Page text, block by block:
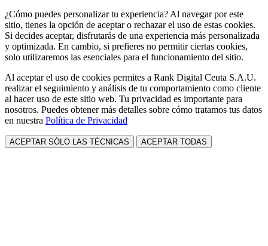
¿Cómo puedes personalizar tu experiencia? Al navegar por este
sitio, tienes la opción de aceptar o rechazar el uso de estas cookies.
Si decides aceptar, disfrutarás de una experiencia más personalizada
y optimizada. En cambio, si prefieres no permitir ciertas cookies,
solo utilizaremos las esenciales para el funcionamiento del sitio.
Al aceptar el uso de cookies permites a Rank Digital Ceuta S.A.U.
realizar el seguimiento y análisis de tu comportamiento como cliente
al hacer uso de este sitio web. Tu privacidad es importante para
nosotros. Puedes obtener más detalles sobre cómo tratamos tus datos
en nuestra Política de Privacidad
ACEPTAR SÓLO LAS TÉCNICAS ACEPTAR TODAS